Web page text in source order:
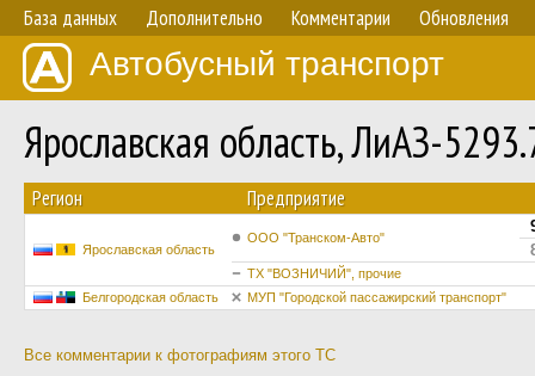
База данных Дополнительно Комментарии Обновления
Автобусный транспорт
Ярославская область, ЛиАЗ-
Регион Предприятие
Ярославская область
ООО "Транском-Авто"
ТХ "ВОЗНИЧИЙ", прочие
Белгородская область
МУП "Городской пассажирский транспорт"
Все комментарии к фотографиям этого ТС